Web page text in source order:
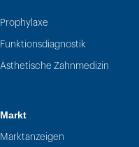
Prophylaxe
Funktionsdiagnostik
Ästhetische Zahnmedizin
Markt
Marktanzeigen